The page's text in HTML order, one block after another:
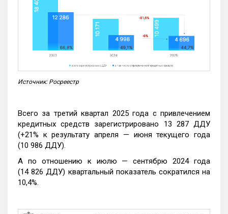
Источник: Росреестр
Всего за третий квартал 2025 года с привлечением
кредитных средств зарегистрировано 13 287 ДДУ
(+21% к результату апреля — июня текущего года
(10 986 ДДУ).
А по отношению к июлю — сентябрю 2024 года
(14 826 ДДУ) квартальный показатель сократился на
10,4%.